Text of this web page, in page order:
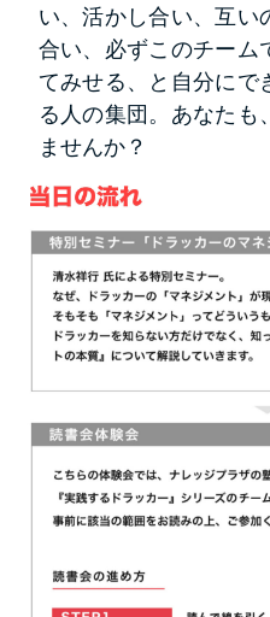
い、活かし合い、互い
合い、必ずこのチーム
てみせる、と自分にで
る人の集団。あなたも
ませんか？